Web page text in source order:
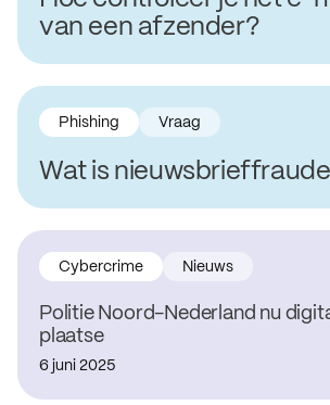
van een afzender?
Wat is
Phishing Vraag
Politie Noord-Nederland nu
plaatse
Cybercrime Nieuws
6 juni 2025